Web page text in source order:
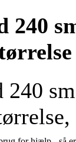
240
240